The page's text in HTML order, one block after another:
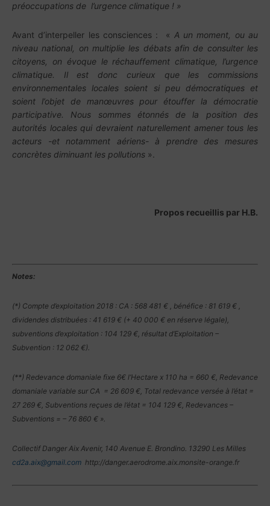
préoccupations de l’urgence climatique ! »
Avant d’interpeller les consciences : « A un moment, ou au
niveau national, on multiplie les débats afin de consulter les
citoyens, on évoque le réchauffement climatique, l’urgence
climatique. Il est donc curieux que les commissions
environnementales locales soient si peu démocratiques et
soient l’objet de manœuvres pour étouffer la démocratie
participative. Nous sommes étonnés de la position des
autorités locales qui devraient naturellement amener tous les
acteurs -et notamment aériens- à prendre des mesures
concrètes diminuant les pollutions ».
Propos recueillis par H.B.
Notes:
(*) Compte d’exploitation 2018 : CA : 568 481 € , bénéfice : 81 619 € ,
dividendes distribuées : 41 619 € (+ 40 000 € en réserve légale),
subventions d’exploitation : 104 129 €, résultat d’Exploitation –
Subvention : 12 062 €).
(**) Redevance domaniale fixe 6€ l’Hectare x 110 ha = 660 €, Redevance
domaniale variable sur CA = 26 609 €, Total redevance versée à l’état =
27 269 €, Subventions reçues de l’état = 104 129 €, Redevances –
Subventions = – 76 860 € ».
Collectif Danger Aix Avenir, 140 Avenue E. Brondino. 13290 Les Milles
cd2a.aix@gmail.com http://danger.aerodrome.aix.monsite-orange.fr